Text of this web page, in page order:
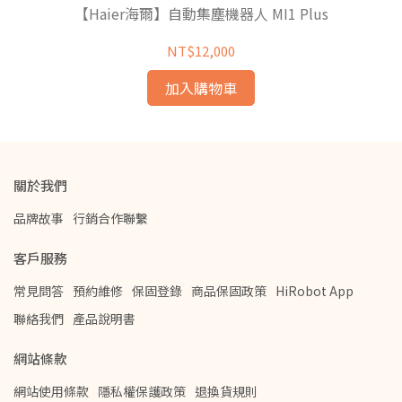
【Haier海爾】自動集塵機器人 MI1 Plus
NT$12,000
加入購物車
關於我們
品牌故事 行銷合作聯繫
客戶服務
常見問答 預約維修 保固登錄 商品保固政策 HiRobot App
聯絡我們 產品說明書
網站條款
網站使用條款 隱私權保護政策 退換貨規則